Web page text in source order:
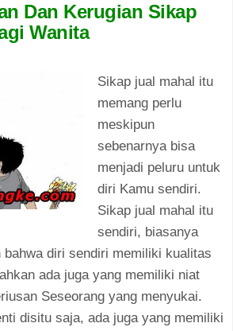
Dan Kerugian Sikap
Wanita
Sikap jual mahal itu
memang perlu
meskipun
sebenarnya bisa
menjadi peluru untuk
diri Kamu sendiri.
Sikap jual mahal itu
sendiri, biasanya
bahwa diri sendiri memiliki kualitas
ada juga yang memiliki niat
Seseorang yang menyukai.
disitu saja, ada juga yang memiliki